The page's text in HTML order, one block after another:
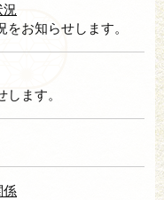
お知らせします。
ます。
係